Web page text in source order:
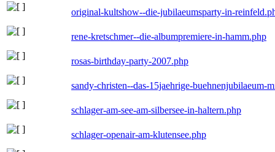
original-kultshow--die-jubilaeumsparty-in-
rene-kretschmer--die-albumpremiere-in-hamm.php
rosas-birthday-party-2007.php
sandy-christen--das-15jaehrige-buehnenjubilaeum-
schlager-am-see-am-silbersee-in-haltern.php
schlager-openair-am-klutensee.php